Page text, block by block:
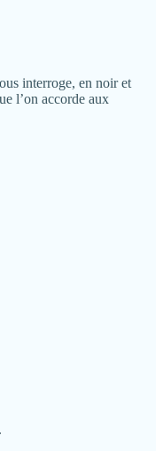
interroge, en noir et
l’on accorde aux